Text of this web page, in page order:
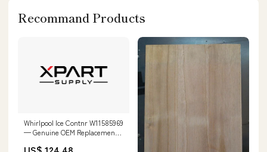
Recommand Products
Whirlpool Ice Contnr W11585969
— Genuine OEM Replacement